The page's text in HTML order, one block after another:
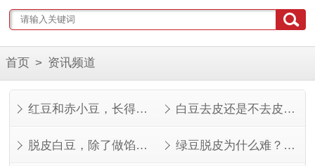
首页 > 资讯频道
红豆和赤小豆，长得像但不是一回事 白豆去皮还是不去皮？看完这几点就知道了
脱皮白豆，除了做馅还能做什么？ 绿豆脱皮为什么难？看完就知道了